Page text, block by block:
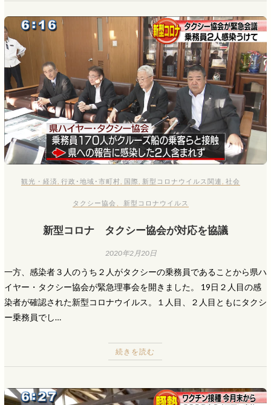
観光・経済 ,行政･地域･市町村 国際 新型コロナウイルス関連 ,社会
タクシー協会 新型コロナウイルス
新型コロナ タクシー協会が対応を協議
2020年2月20日
一方、感染者３人のうち２人がタクシーの乗務員であることから県ハ
イヤー・タクシー協会が緊急理事会を開きました。 19日２人目の感
染者が確認された新型コロナウイルス。１人目、２人目ともにタクシ
ー乗務員でし…
続きを読む